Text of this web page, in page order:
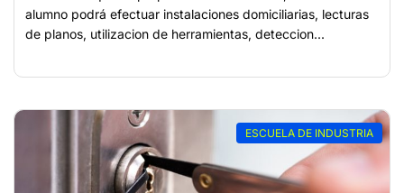
alumno podrá efectuar instalaciones domiciliarias, lecturas
de planos, utilizacion de herramientas, deteccion...
ESCUELA DE INDUSTRIA